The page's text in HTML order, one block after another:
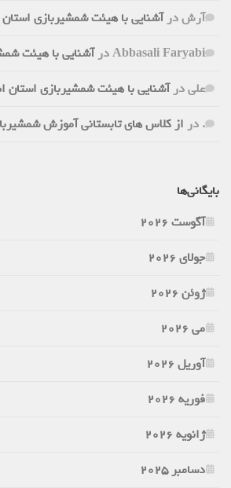
آرشدرآشنایی با هیئت شمشیربازی
Abbasali Faryabiدرآشنایی با هیئت
علیدرآشنایی با هیئت شمشیربازی استان
. در از کلاس های تابستانی آموزش
بایگانی‌ها
آگوست 2026
جولای 2026
ژوئن 2026
می 2026
آوریل 2026
فوریه 2026
ژانویه 2026
دسامبر 2025